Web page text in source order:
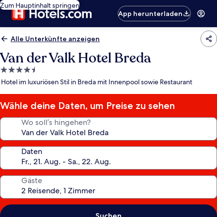
Zum Hauptinhalt springen
App herunterladen
Alle Unterkünfte anzeigen
Van der Valk Hotel Breda
4.5-
Sterne-
Hotel im luxuriösen Stil in Breda mit Innenpool sowie Restaurant
Wähle deine Daten, um Preise zu sehen
Wo soll’s hingehen?
Daten
Gäste